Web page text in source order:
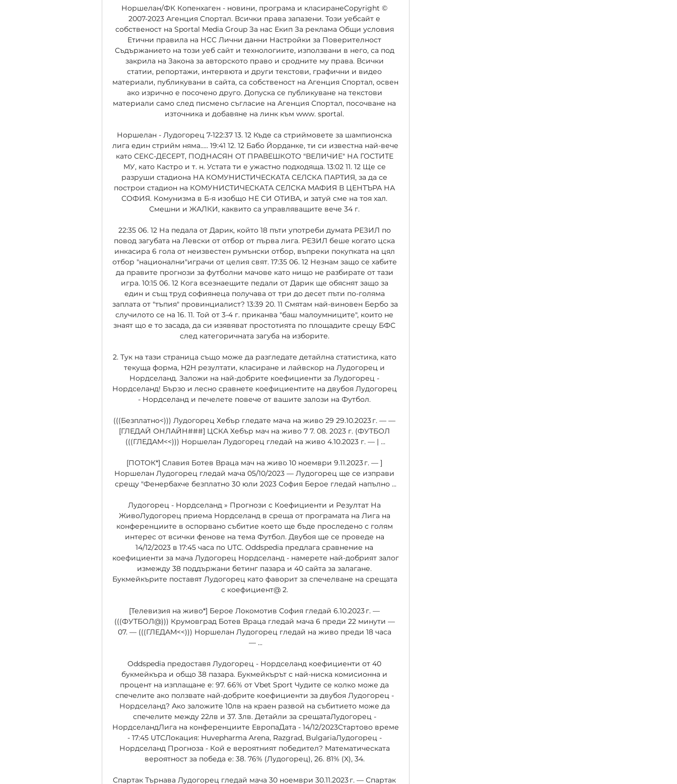
Норшелан/ФК Копенхаген - новини, програма и класиранеCopyright ©
2007-2023 Агенция Спортал. Всички права запазени. Този уебсайт е
собственост на Sportal Media Group За нас Екип За рекламa Общи условия
Етични правила на НСС Лични данни Настройки за Поверителност
Съдържанието на този уеб сайт и технологиите, използвани в него, са под
закрила на Закона за авторското право и сродните му права. Всички
статии, репортажи, интервюта и други текстови, графични и видео
материали, публикувани в сайта, са собственост на Агенция Спортал, освен
ако изрично е посочено друго. Допуска се публикуване на текстови
материали само след писмено съгласие на Агенция Спортал, посочване на
източника и добавяне на линк към www. sportal.
Норшелан - Лудогорец 7-122:37 13. 12 Къде са стриймовете за шампионска
лига един стрийм няма..... 19:41 12. 12 Бабо Йорданке, ти си известна най-вече
като СЕКС-ДЕСЕРТ, ПОДНАСЯН ОТ ПРАВЕШКОТО "ВЕЛИЧИЕ" НА ГОСТИТЕ
МУ, като Кастро и т. н. Устата ти е ужастно подходяща. 13:02 11. 12 Ще се
разруши стадиона НА КОМУНИСТИЧЕСКАТА СЕЛСКА ПАРТИЯ, за да се
построи стадион на КОМУНИСТИЧЕСКАТА СЕЛСКА МАФИЯ В ЦЕНТЪРА НА
СОФИЯ. Комунизма в Б-я изобщо НЕ СИ ОТИВА, и затуй сме на тоя хал.
Смешни и ЖАЛКИ, каквито са управляващите вече 34 г.
22:35 06. 12 На педала от Дарик, който 18 пъти употреби думата РЕЗИЛ по
повод загубата на Левски от отбор от първа лига. РЕЗИЛ беше когато цска
инкасира 6 гола от неизвестен румънски отбор, въпреки покупката на цял
отбор "национални"играчи от целия свят. 17:35 06. 12 Незнам защо се хабите
да правите прогнози за футболни мачове като нищо не разбирате от тази
игра. 10:15 06. 12 Кога всезнаещите педали от Дарик ще обяснят защо за
един и същ труд софиянеца получава от три до десет пъти по-голяма
заплата от "тъпия" провинциалист? 13:39 20. 11 Смятам най-виновен Бербо за
случилото се на 16. 11. Той от 3-4 г. приканва "баш малоумниците", които не
знаят що е то засада, да си изявяват простотията по площадите срещу БФС
след категоричната загуба на изборите.
2. Тук на тази страница също може да разгледате детайлна статистика, като
текуща форма, H2H резултати, класиране и лайвскор на Лудогорец и
Нордселанд. Заложи на най-добрите коефициенти за Лудогорец -
Нордселанд! Бързо и лесно сравнете коефициентите на двубоя Лудогорец
- Нордселанд и печелете повече от вашите залози на Футбол.
(((Безплатно<))) Лудогорец Хебър гледате мача на живо 29 29.10.2023 г. — —
[ГЛЕДАЙ ОНЛАЙН###] ЦСКА Хебър мач на живо 7 7. 08. 2023 г. (ФУТБОЛ
(((ГЛЕДАМ<<))) Норшелан Лудогорец гледай на живо 4.10.2023 г. — | ...
[ПОТОК*] Славия Ботев Враца мач на живо 10 ноември 9.11.2023 г. — ]
Норшелан Лудогорец гледай мача 05/10/2023 — Лудогорец ще се изправи
срещу "Фенербахче безплатно 30 юли 2023 София Берое гледай напълно ...
Лудогорец - Нордселанд » Прогнози с Коефициенти и Резултат На
ЖивоЛудогорец приема Нордселанд в среща от програмата на Лига на
конференциите в оспорвано събитие което ще бъде проследено с голям
интерес от всички фенове на тема Футбол. Двубоя ще се проведе на
14/12/2023 в 17:45 часа по UTC. Oddspedia предлага сравнение на
коефициенти за мача Лудогорец Нордселанд - намерете най-добрият залог
измежду 38 поддържани бетинг пазара и 40 сайта за залагане.
Букмейкърите поставят Лудогорец като фаворит за спечелване на срещата
с коефициент@ 2.
[Телевизия на живо*] Берое Локомотив София гледай 6.10.2023 г. —
(((ФУТБОЛ@))) Крумовград Ботев Враца гледай мача 6 преди 22 минути —
07. — (((ГЛЕДАМ<<))) Норшелан Лудогорец гледай на живо преди 18 часа
— ...
Oddspedia предоставя Лудогорец - Нордселанд коефициенти от 40
букмейкъра и общо 38 пазара. Букмейкърът с най-ниска комисионна и
процент на изплащане е: 97. 66% от Vbet Sport Чудите се колко може да
спечелите ако ползвате най-добрите коефициенти за двубоя Лудогорец -
Нордселанд? Ако заложите 10лв на краен развой на събитието може да
спечелите между 22лв и 37. 3лв. Детайли за срещатаЛудогорец -
НордселандЛига на конференциите ЕвропаДата - 14/12/2023Стартово време
- 17:45 UTCЛокация: Huvepharma Arena, Razgrad, BulgariaЛудогорец -
Нордселанд Прогноза - Кой е вероятният победител? Математическата
вероятност за победа е: 38. 76% (Лудогорец), 26. 81% (X), 34.
Спартак Търнава Лудогорец гледай мача 30 ноември 30.11.2023 г. — Спартак